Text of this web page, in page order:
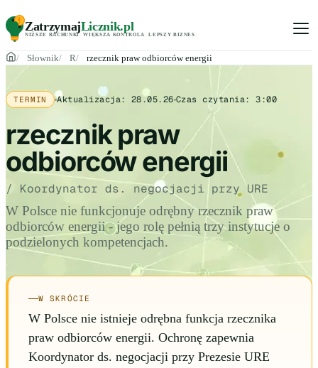
ZatrzymajLicznik.pl
NIŻSZE RACHUNKI. WIĘKSZA KONTROLA LEPSZY BIZNES
Słownik R rzecznik praw odbiorców energii
TERMIN Aktualizacja:28.05.26 Czas czytania:3:00
rzecznik praw
odbiorców energii
/ Koordynator ds. negocjacji przy URE
W Polsce nie funkcjonuje odrębny rzecznik praw
odbiorców energii - jego rolę pełnią trzy instytucje o
podzielonych kompetencjach.
W SKRÓCIE
W Polsce nie istnieje odrębna funkcja rzecznika
praw odbiorców energii. Ochronę zapewnia
Koordynator ds. negocjacji przy Prezesie URE